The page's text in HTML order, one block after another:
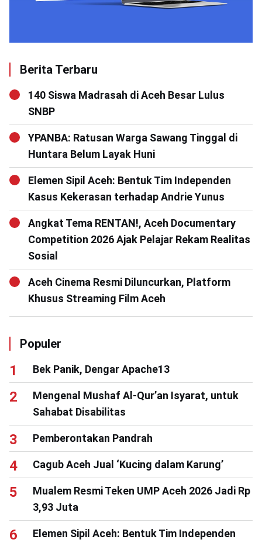
Berita Terbaru
140 Siswa Madrasah di Aceh Besar Lulus
SNBP
YPANBA: Ratusan Warga Sawang Tinggal di
Huntara Belum Layak Huni
Elemen Sipil Aceh: Bentuk Tim Independen
Kasus Kekerasan terhadap Andrie Yunus
Angkat Tema RENTAN!, Aceh Documentary
Competition 2026 Ajak Pelajar Rekam Realitas
Sosial
Aceh Cinema Resmi Diluncurkan, Platform
Khusus Streaming Film Aceh
Populer
Bek Panik, Dengar Apache13
Mengenal Mushaf Al-Qur’an Isyarat, untuk
Sahabat Disabilitas
Pemberontakan Pandrah
Cagub Aceh Jual ‘Kucing dalam Karung’
Mualem Resmi Teken UMP Aceh 2026 Jadi Rp
3,93 Juta
Elemen Sipil Aceh: Bentuk Tim Independen